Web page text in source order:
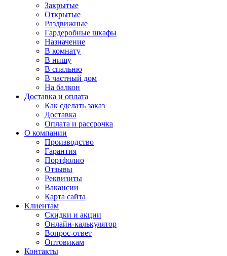
Закрытые
Открытые
Раздвижные
Гардеробные шкафы
Назначение
В комнату
В нишу
В спальню
В частный дом
На балкон
Доставка и оплата
Как сделать заказ
Доставка
Оплата и рассрочка
О компании
Производство
Гарантия
Портфолио
Отзывы
Реквизиты
Вакансии
Карта сайта
Клиентам
Скидки и акции
Онлайн-калькулятор
Вопрос-ответ
Оптовикам
Контакты